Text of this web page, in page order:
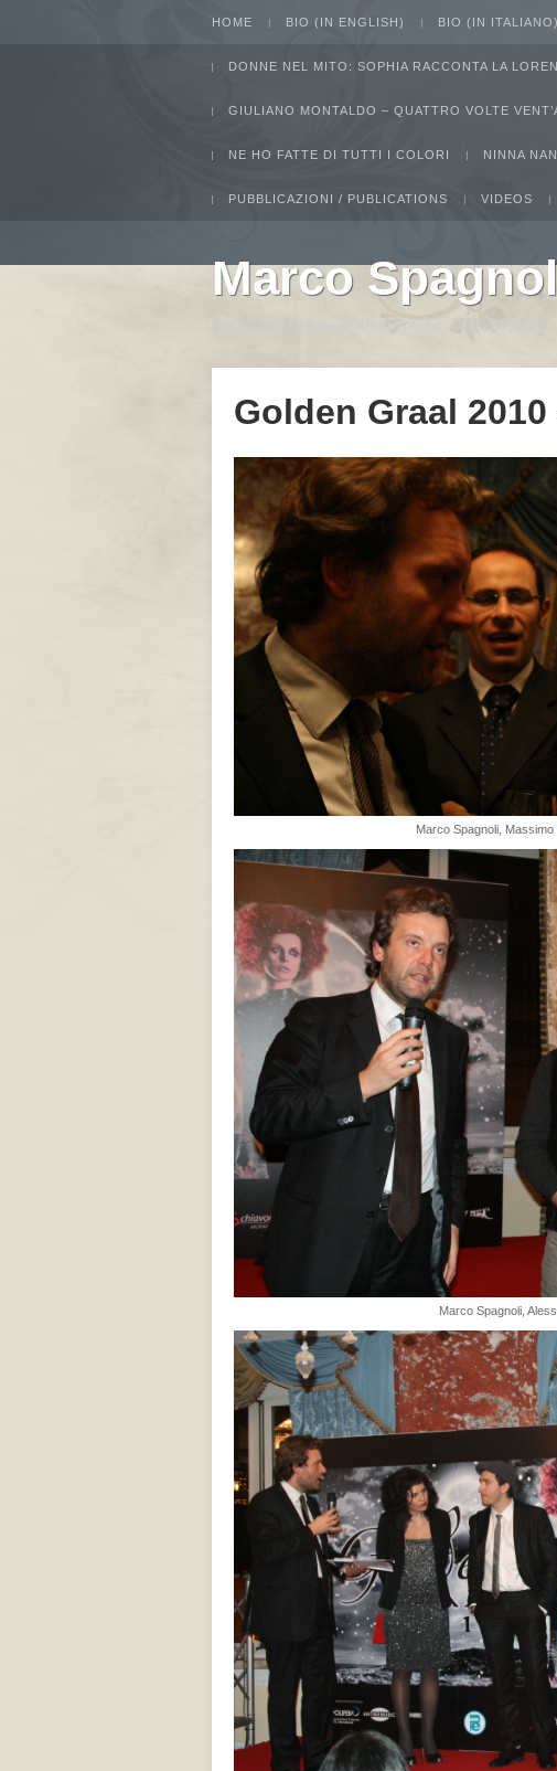
HOME BIO (IN ENGLISH) BIO (IN ITALIANO)
DONNE NEL MITO: SOPHIA RACCONTA LA LOREN
GIULIANO MONTALDO – QUATTRO VOLTE
NE HO FATTE DI TUTTI I COLORI NINNA
PUBBLICAZIONI / PUBLICATIONS VIDEOS
Marco
Golden Graal
Marco Spagnoli,
Marco Spagnoli,